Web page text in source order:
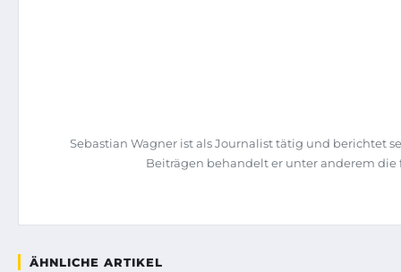
Sebastian Wagner ist als Journalist tätig und berichtet
Beiträgen behandelt er unter anderem
ÄHNLICHE ARTIKEL